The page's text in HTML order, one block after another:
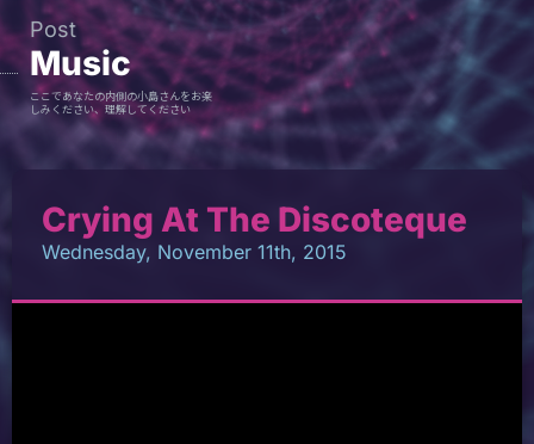
Post
Music
ここであなたの内側の小島さんをお楽
しみください、理解してください
Crying At The Discoteque
Wednesday, November 11th, 2015